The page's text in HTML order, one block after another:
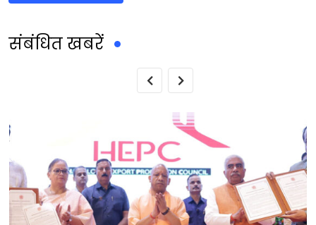
संबंधित खबरें